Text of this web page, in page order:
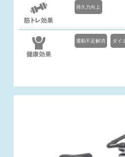
持久力向上
運動不足解消 ダイ